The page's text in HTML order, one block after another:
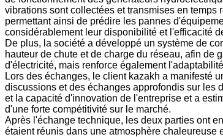
vibrations sont collectées et transmises en
permettant ainsi de prédire les pannes
considérablement leur disponibilité et l'efficacité
De plus, la société a développé un système de
hauteur de chute et de charge du réseau, afin de
d'électricité, mais renforce également
Lors des échanges, le client kazakh a manifesté
discussions et des échanges approfondis sur les
et la capacité d'innovation de l'entreprise et a
d'une forte compétitivité sur le marché.
Après l'échange technique, les deux parties ont
étaient réunis dans une atmosphère